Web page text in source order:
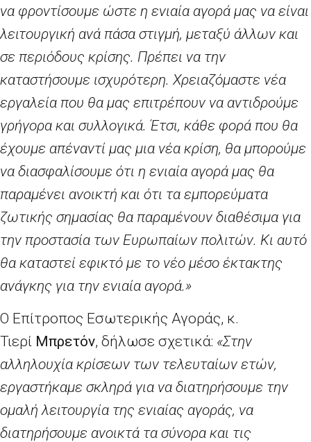
να φροντίσουμε ώστε η ενιαία αγορά μας να είναι
λειτουργική ανά πάσα στιγμή, μεταξύ άλλων και
σε περιόδους κρίσης. Πρέπει να την
καταστήσουμε ισχυρότερη. Χρειαζόμαστε νέα
εργαλεία που θα μας επιτρέπουν να αντιδρούμε
γρήγορα και συλλογικά. Έτσι, κάθε φορά που θα
έχουμε απέναντί μας μια νέα κρίση, θα μπορούμε
να διασφαλίσουμε ότι η ενιαία αγορά μας θα
παραμένει ανοικτή και ότι τα εμπορεύματα
ζωτικής σημασίας θα παραμένουν διαθέσιμα για
την προστασία των Ευρωπαίων πολιτών. Κι αυτό
θα καταστεί εφικτό με το νέο μέσο έκτακτης
ανάγκης για την ενιαία αγορά.»
Ο Επίτροπος Εσωτερικής Αγοράς, κ.
Τιερί Μπρετόν, δήλωσε σχετικά: «Στην
αλληλουχία κρίσεων των τελευταίων ετών,
εργαστήκαμε σκληρά για να διατηρήσουμε την
ομαλή λειτουργία της ενιαίας αγοράς, να
διατηρήσουμε ανοικτά τα σύνορα και τις